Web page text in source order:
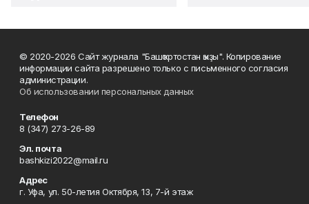
© 2020-2026 Сайт журнала "Башҡортостан ҡыҙы". Копирование
информации сайта разрешено только с письменного согласия
администрации.
Об использовании персональных данных
Телефон
8 (347) 273-26-89
Эл. почта
bashkizi2022@mail.ru
Адрес
г. Уфа, ул. 50-летия Октября, 13, 7-й этаж